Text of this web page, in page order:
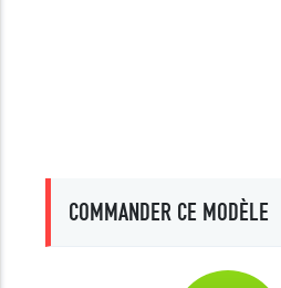
COMMANDER CE MODÈLE